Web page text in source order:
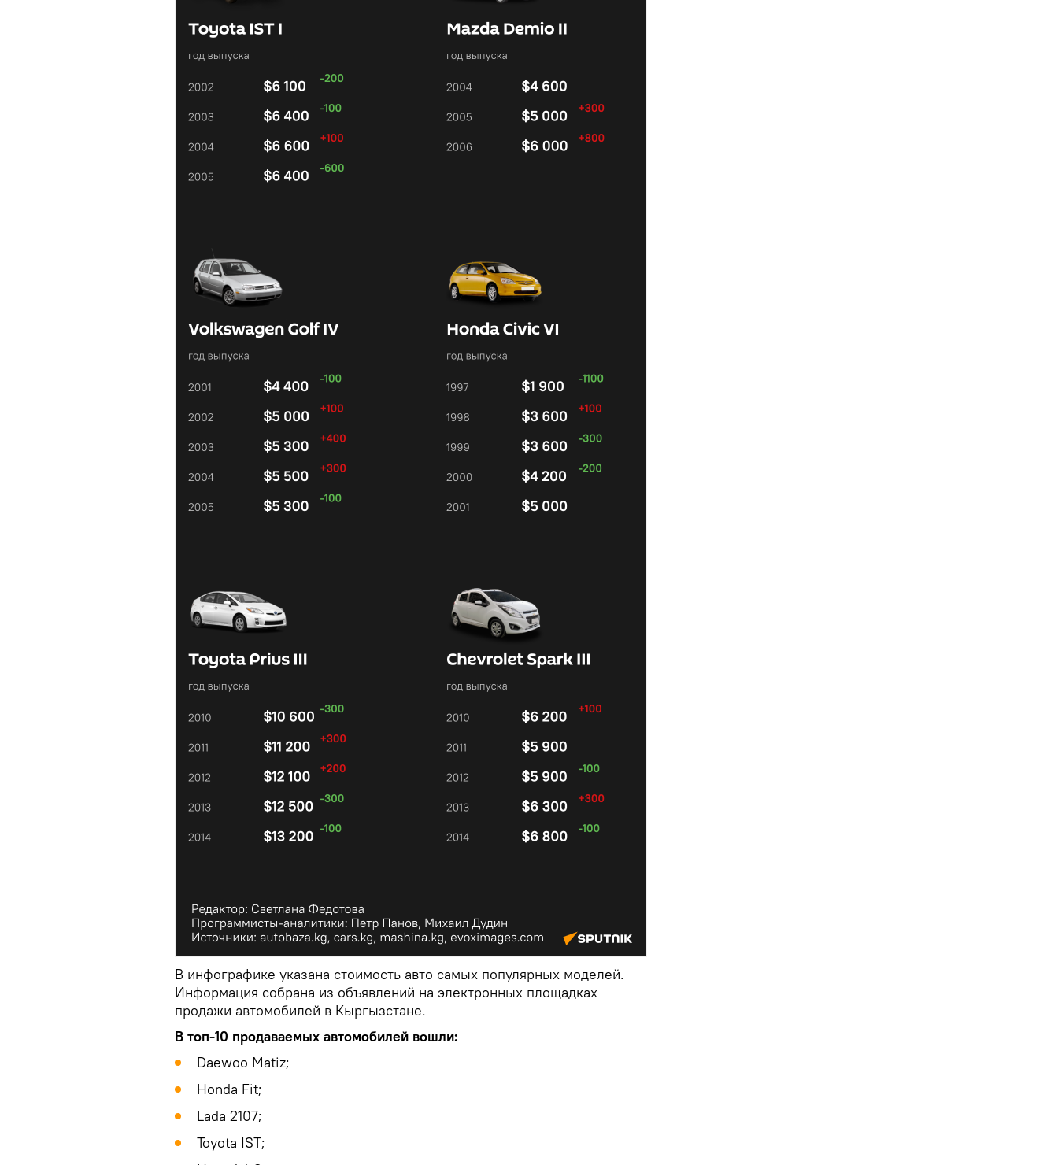
В инфографике указана стоимость авто самых популярных моделей.
Информация собрана из объявлений на электронных площадках
продажи автомобилей в Кыргызстане.
В топ-10 продаваемых автомобилей вошли:
Daewoo Matiz;
Honda Fit;
Lada 2107;
Toyota IST;